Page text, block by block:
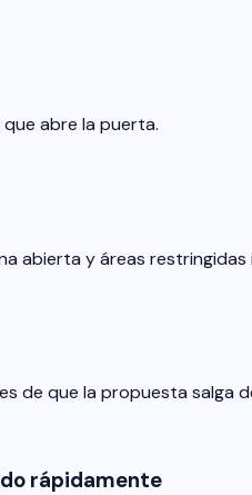
abre la puerta.
abierta y áreas
de que la propuesta salga
rápidamente